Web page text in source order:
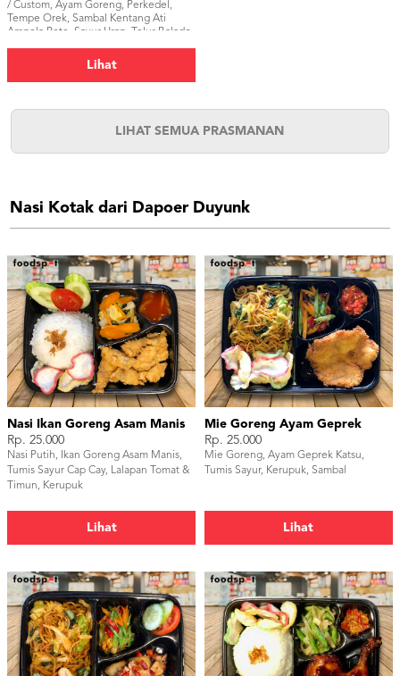
/ Custom, Ayam Goreng, Perkedel,
Tempe Orek, Sambal Kentang Ati
Ampela Pete, Sayur Urap, Telur Balado.
</p>
Lihat
LIHAT SEMUA PRASMANAN
Nasi Kotak dari Dapoer Duyunk
Nasi Ikan Goreng Asam Manis
Rp. 25.000
Nasi Putih, Ikan Goreng Asam Manis,
Tumis Sayur Cap Cay, Lalapan Tomat &
Timun, Kerupuk
Lihat
Mie Goreng Ayam Geprek
Rp. 25.000
Mie Goreng, Ayam Geprek Katsu,
Tumis Sayur, Kerupuk, Sambal
Lihat